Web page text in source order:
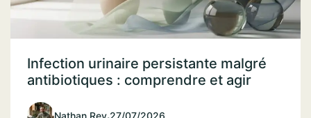
Infection urinaire persistante malgré
antibiotiques : comprendre et agir
Nathan Rey.27/07/2026